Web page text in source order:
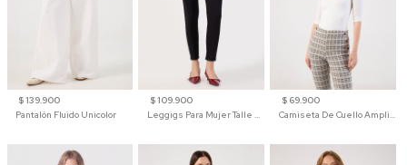
$ 139.900
Pantalón Fluido Unicolor
$ 109.900
Leggigs Para Mujer Talle Alto Liso
$ 69.900
Camiseta De Cuello Amplio Y Manga 3/4 Para Mujer